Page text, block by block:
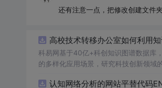
还有注意一点，把修改创建文件
高校技术转移办公室如何利用
科易网基于40亿+科创知识图谱数据库
的多样化应用场景，研究科技创新领域
认知网络分析的网站平替代码